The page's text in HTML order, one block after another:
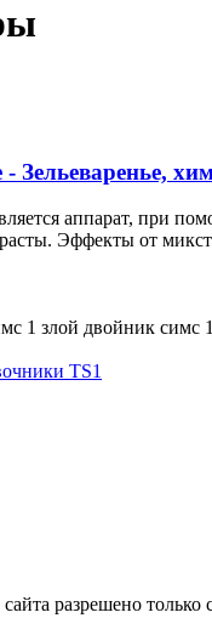
Зельеваренье,
аппарат, при
Эффекты от
1 злой двойник симс 1
TS1
разрешено